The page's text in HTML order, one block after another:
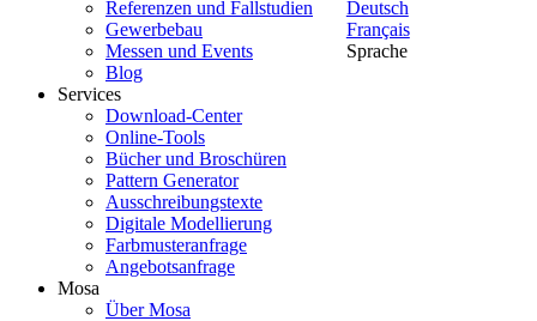
Deutsch
Français
Sprache
Referenzen und Fallstudien
Gewerbebau
Messen und Events
Blog
Services
Download-Center
Online-Tools
Bücher und Broschüren
Pattern Generator
Ausschreibungstexte
Digitale Modellierung
Farbmusteranfrage
Angebotsanfrage
Mosa
Über Mosa